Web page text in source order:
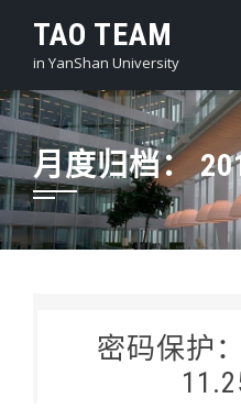
content
TAO TEAM
in YanShan University
月度归档：
密码保护